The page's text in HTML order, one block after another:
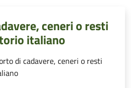
ceneri o resti
italiano
di cadavere, ceneri o resti